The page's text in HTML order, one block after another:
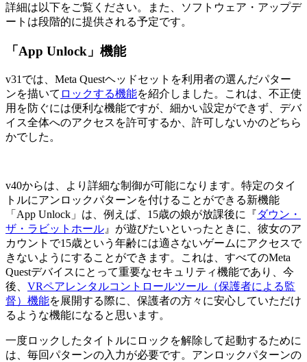
詳細は以下をご覧ください。また、ソフトウェア・アップデ
ートは段階的に提供される予定です。
「App Unlock」機能
v31では、Meta Questヘッドセットを利用者の選んだパター
ンを描いて ロックする機能を紹介しました。これは、不正使
用を防ぐには便利な機能ですが、細かい設定ができず、デバ
イス全体へのアクセスを許可するか、許可しないかのどちら
かでした。
v40からは、より詳細な制御が可能になります。特定のタイ
トルにアンロックパターンを付けることができる新機能
「App Unlock」は、例えば、15歳の娘が放課後に『ダウン・
ザ・ラビットホール 』が遊びたいといったときに、彼女のア
カウントで15歳という年齢には適さないゲームにアクセスで
きないようにすることができます。これは、すべてのMeta
Questデバイスにとって重要なセキュリティ機能であり、今
後、 VRペアレンタルコントロールツール（保護者による監
督）機能を展開する際に、保護者の方々に安心していただけ
るような機能になると思います。
一度ロックしたタイトルにロックを解除して起動するために
は、毎回パターンの入力が必要です。アンロックパターンの